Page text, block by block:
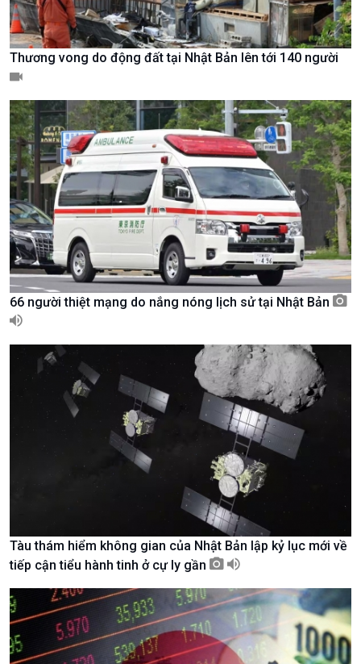
Chính trị
Tin Chính trị
Chính phủ với người dân
Quốc hội với cử tri
Xây dựng đảng
Đảng trong cuộc sống
Nhận diện sự thật
Pháp luật và đời sống
Tin thế giới
Vấn đề quốc tế
Hồ sơ sự kiện quốc tế
Thế giới & Việt Nam
Biên cương - Một dải vững
bền
Tin Kinh tế
Trước giờ mở cửa
Dòng chảy Kinh tế
Sức sống hàng Việt
Khởi nghiệp
Tuyên chiến với gian lận
thương mại
Nông nghiệp & Biển đảo
Tin Nông nghiệp & Biển
đảo
Mùa vàng
Biển đảo Việt Nam
Tâm tình biên giới và hải
đảo
Tìm hiểu biển, đảo Việt
Thương vong do động đất tại Nhật Bản lên tới 140 người
66 người thiệt mạng do nắng nóng lịch sử tại Nhật Bản
Tàu thám hiểm không gian của Nhật Bản lập kỷ lục mới về
tiếp cận tiểu hành tinh ở cự ly gần